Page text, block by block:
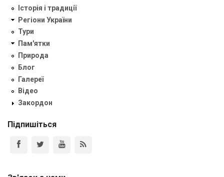
Історія і традиції
Регіони України
Тури
Пам'ятки
Природа
Блог
Галереї
Відео
Закордон
Підпишіться